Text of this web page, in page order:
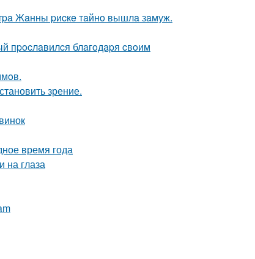
Жaнны pиcкe тaйнo вышлa зaмуж.
пpocлaвилcя блaгoдapя cвoим
зрение.
время года
на глаза